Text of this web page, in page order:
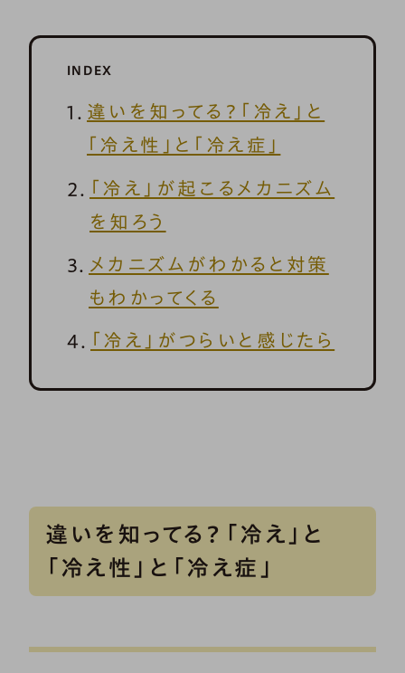
INDEX
違いを知ってる？「冷え」と
「冷え性」と「冷え症」
「冷え」が起こるメカニズム
を知ろう
メカニズムがわかると対策
もわかってくる
「冷え」がつらいと感じたら
違いを知ってる？「冷え」と
「冷え性」と「冷え症」